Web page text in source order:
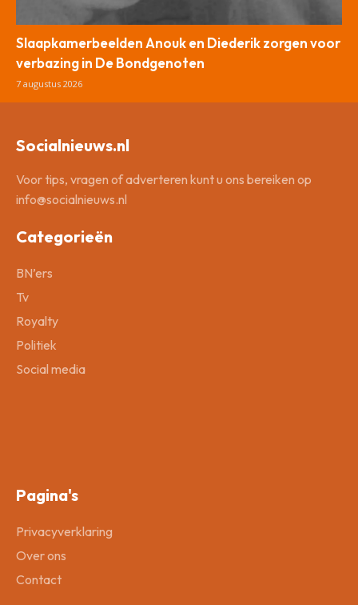
Slaapkamerbeelden Anouk en Diederik zorgen voor
verbazing in De Bondgenoten
7 augustus 2026
Socialnieuws.nl
Voor tips, vragen of adverteren kunt u ons bereiken op
info@socialnieuws.nl
Categorieën
BN’ers
Tv
Royalty
Politiek
Social media
Pagina's
Privacyverklaring
Over ons
Contact